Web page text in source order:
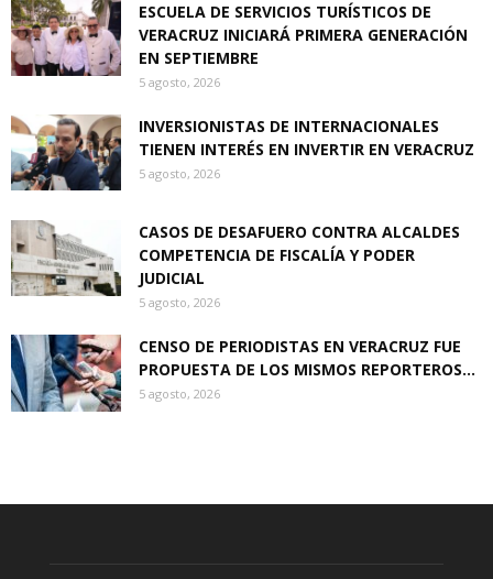
ESCUELA DE SERVICIOS TURÍSTICOS DE
VERACRUZ INICIARÁ PRIMERA GENERACIÓN
EN SEPTIEMBRE
5 agosto, 2026
INVERSIONISTAS DE INTERNACIONALES
TIENEN INTERÉS EN INVERTIR EN VERACRUZ
5 agosto, 2026
CASOS DE DESAFUERO CONTRA ALCALDES
COMPETENCIA DE FISCALÍA Y PODER
JUDICIAL
5 agosto, 2026
CENSO DE PERIODISTAS EN VERACRUZ FUE
PROPUESTA DE LOS MISMOS REPORTEROS...
5 agosto, 2026